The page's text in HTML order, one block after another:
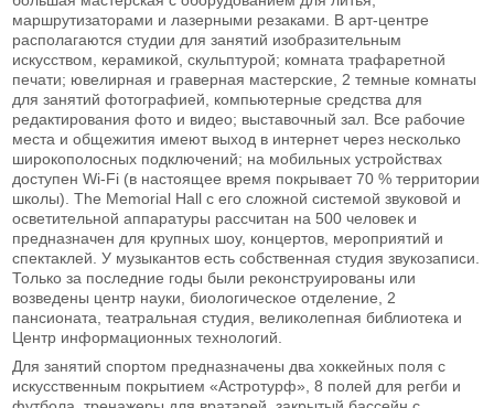
маршрутизаторами и лазерными резаками. В арт-центре
располагаются студии для занятий изобразительным
искусством, керамикой, скульптурой; комната трафаретной
печати; ювелирная и граверная мастерские, 2 темные комнаты
для занятий фотографией, компьютерные средства для
редактирования фото и видео; выставочный зал. Все рабочие
места и общежития имеют выход в интернет через несколько
широкополосных подключений; на мобильных устройствах
доступен Wi-Fi (в настоящее время покрывает 70 % территории
школы). The Memorial Hall с его сложной системой звуковой и
осветительной аппаратуры рассчитан на 500 человек и
предназначен для крупных шоу, концертов, мероприятий и
спектаклей. У музыкантов есть собственная студия звукозаписи.
Только за последние годы были реконструированы или
возведены центр науки, биологическое отделение, 2
пансионата, театральная студия, великолепная библиотека и
Центр информационных технологий.
Для занятий спортом предназначены два хоккейных поля с
искусственным покрытием «Астротурф», 8 полей для регби и